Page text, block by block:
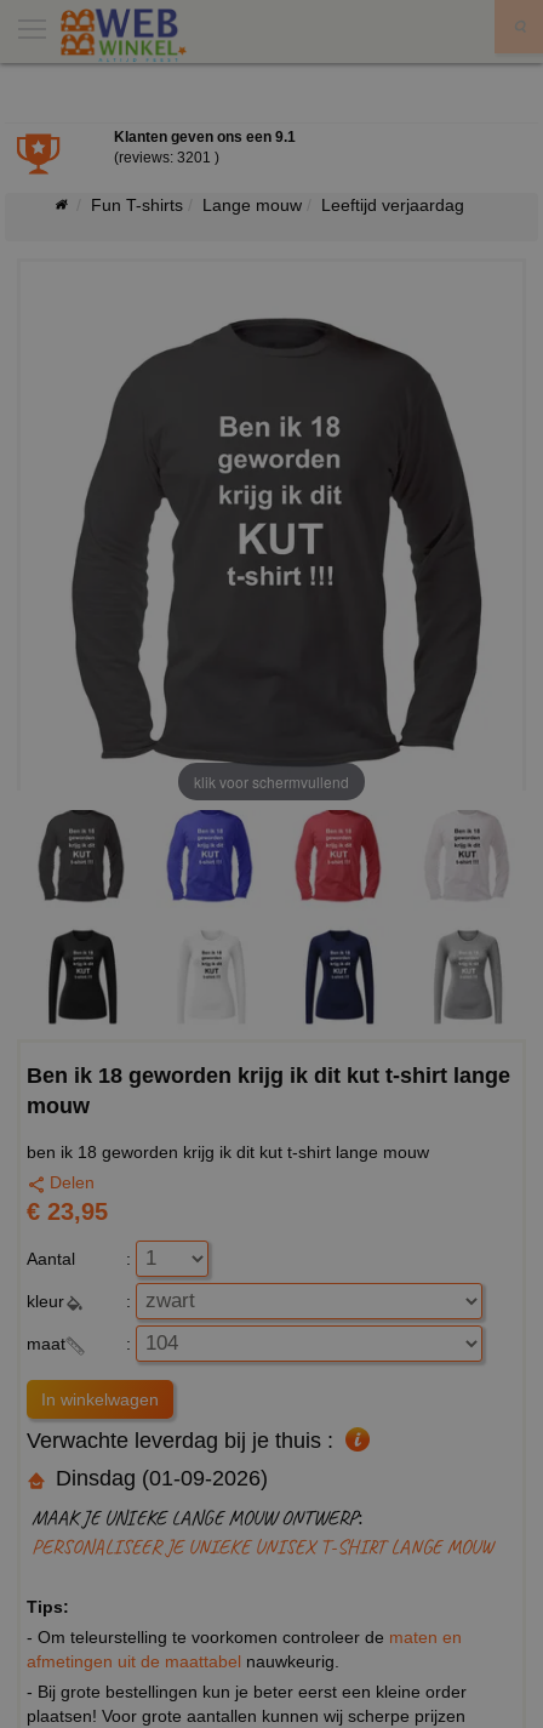
Klanten geven ons een 9.1
(reviews: 3201 )
Fun T-shirts Lange mouw Leeftijd verjaardag
klik voor schermvullend
Ben ik 18 geworden krijg ik dit kut t-shirt lange
mouw
ben ik 18 geworden krijg ik dit kut t-shirt lange mouw
Delen
€ 23,95
Aantal :
kleur :
maat :
Verwachte leverdag bij je thuis :
Dinsdag (01-09-2026)
MAAK JE UNIEKE LANGE MOUW ONTWERP:
PERSONALISEER JE UNIEKE UNISEX T-SHIRT LANGE MOUW
Tips:
- Om teleurstelling te voorkomen controleer de maten en
afmetingen uit de maattabel nauwkeurig.
- Bij grote bestellingen kun je beter eerst een kleine order
plaatsen! Voor grote aantallen kunnen wij scherpe prijzen